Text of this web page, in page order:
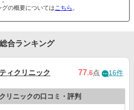
の概要についてはこちら 。
合ランキング
ィクリニック 77.6点 16件
リニックの口コミ・評判